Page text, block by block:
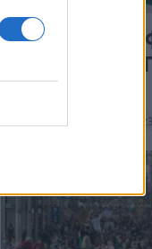
Άνοιξε η
Market Pass
15:13 - 15 Σεπτεμβρίου 2023